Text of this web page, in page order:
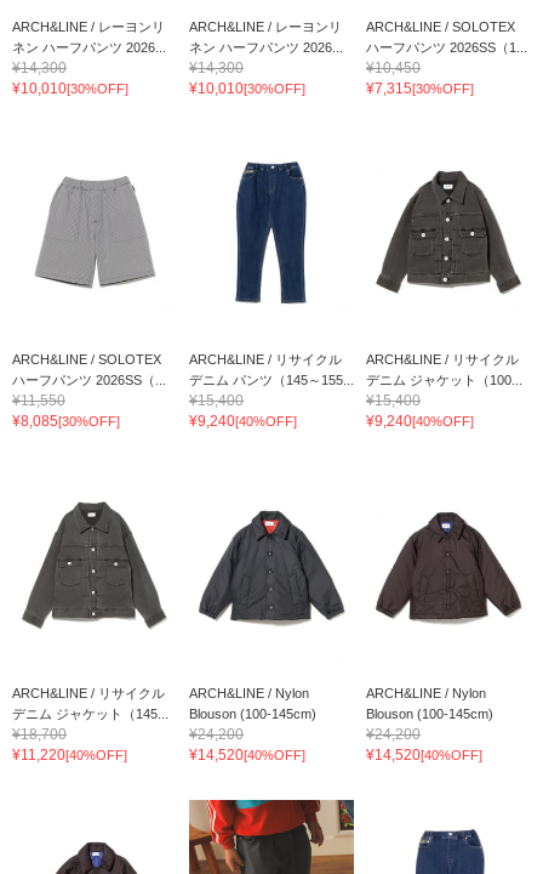
ARCH&LINE / レーヨンリ
ネン ハーフパンツ 2026...
¥14,300
¥10,010[30%OFF]
ARCH&LINE / レーヨンリ
ネン ハーフパンツ 2026...
¥14,300
¥10,010[30%OFF]
ARCH&LINE / SOLOTEX
ハーフパンツ 2026SS（1...
¥10,450
¥7,315[30%OFF]
ARCH&LINE / SOLOTEX
ハーフパンツ 2026SS（...
¥11,550
¥8,085[30%OFF]
ARCH&LINE / リサイクル
デニム パンツ（145～155...
¥15,400
¥9,240[40%OFF]
ARCH&LINE / リサイクル
デニム ジャケット（100...
¥15,400
¥9,240[40%OFF]
ARCH&LINE / リサイクル
デニム ジャケット（145...
¥18,700
¥11,220[40%OFF]
ARCH&LINE / Nylon
Blouson (100-145cm)
¥24,200
¥14,520[40%OFF]
ARCH&LINE / Nylon
Blouson (100-145cm)
¥24,200
¥14,520[40%OFF]